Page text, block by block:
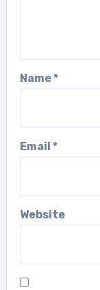
Name*
Email*
Website